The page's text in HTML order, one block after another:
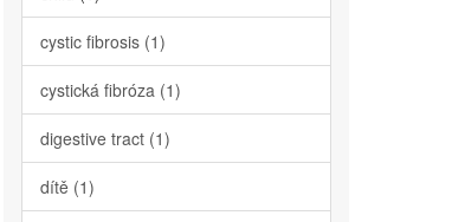
cystic fibrosis (1)
cystická fibróza (1)
digestive tract (1)
dítě (1)